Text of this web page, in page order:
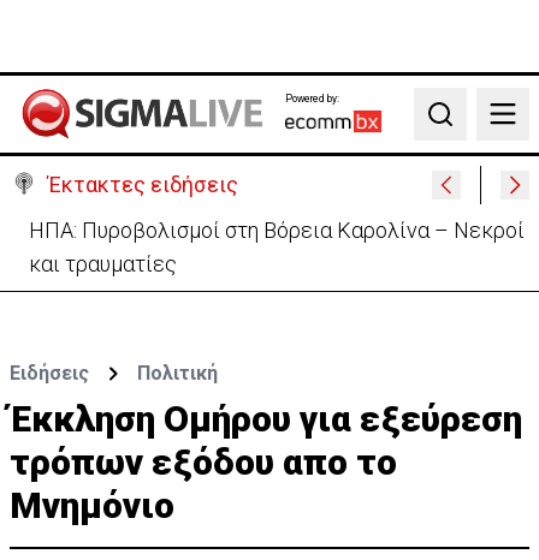
Powered by:
Search
Έκτακτες ειδήσεις
ΗΠΑ: Πυροβολισμοί στη Βόρεια Καρολίνα – Νεκροί
και τραυματίες
Ειδήσεις Πολιτική
Έκκληση Ομήρου για εξεύρεση
τρόπων εξόδου απο το
Μνημόνιο